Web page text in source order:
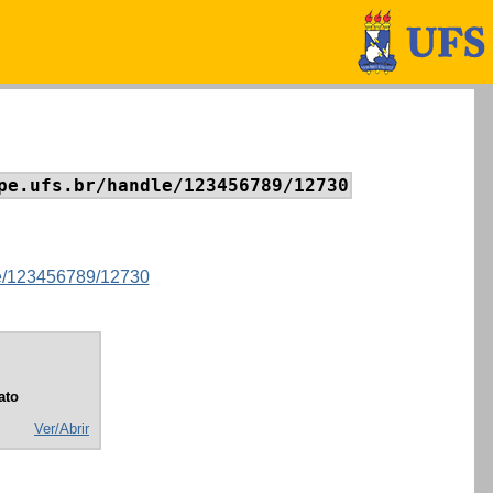
handle/123456789/12730
123456789/12730
Ver/Abrir